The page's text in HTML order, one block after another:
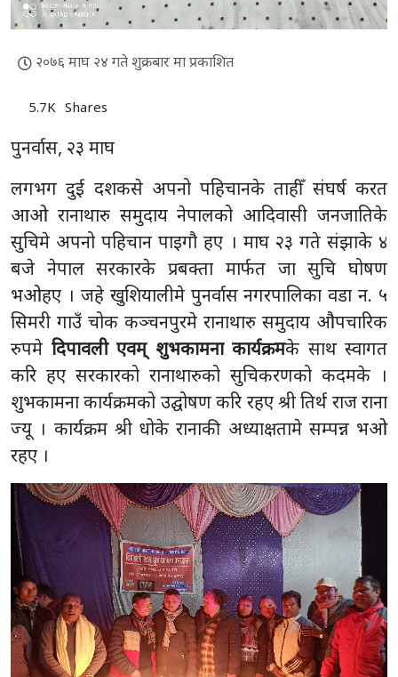
२०७६ माघ २४ गते शुक्रबार मा प्रकाशित
5.7K Shares
पुनर्वास, २३ माघ
लगभग दुई दशकसे अपनो पहिचानके ताहीँ संघर्ष करत
आओ रानाथारु समुदाय नेपालको आदिवासी जनजातिके
सुचिमे अपनो पहिचान पाइगौ हए । माघ २३ गते संझाके ४
बजे नेपाल सरकारके प्रबक्ता मार्फत जा सुचि घोषण
भओहए । जहे खुशियालीमे पुनर्वास नगरपालिका वडा न. ५
सिमरी गाउँ चोक कञ्चनपुरमे रानाथारु समुदाय औपचारिक
रुपमे दिपावली एवम् शुभकामना कार्यक्रमके साथ स्वागत
करि हए सरकारको रानाथारुको सुचिकरणको कदमके ।
शुभकामना कार्यक्रमको उद्घोषण करि रहए श्री तिर्थ राज राना
ज्यू । कार्यक्रम श्री धोके रानाकी अध्याक्षतामे सम्पन्न भओ
रहए ।